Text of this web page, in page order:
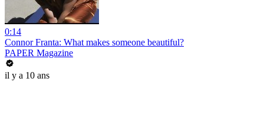
0:14
Connor Franta: What makes someone beautiful?
PAPER Magazine
il y a 10 ans